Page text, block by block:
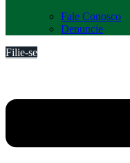
Fale Conosco
Denuncie
Filie-se